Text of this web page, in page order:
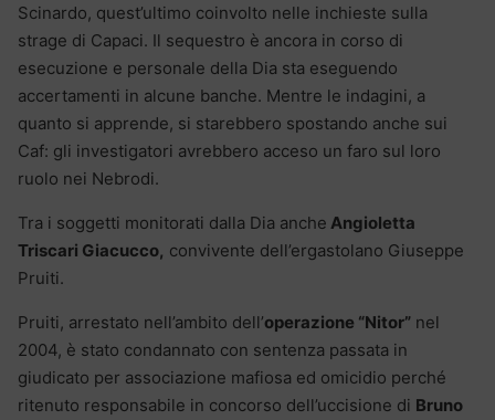
Scinardo, quest’ultimo coinvolto nelle inchieste sulla
strage di Capaci. Il sequestro è ancora in corso di
esecuzione e personale della Dia sta eseguendo
accertamenti in alcune banche. Mentre le indagini, a
quanto si apprende, si starebbero spostando anche sui
Caf: gli investigatori avrebbero acceso un faro sul loro
ruolo nei Nebrodi.
Tra i soggetti monitorati dalla Dia anche Angioletta
Triscari Giacucco, convivente dell’ergastolano Giuseppe
Pruiti.
Pruiti, arrestato nell’ambito dell’operazione “Nitor” nel
2004, è stato condannato con sentenza passata in
giudicato per associazione mafiosa ed omicidio perché
ritenuto responsabile in concorso dell’uccisione di Bruno